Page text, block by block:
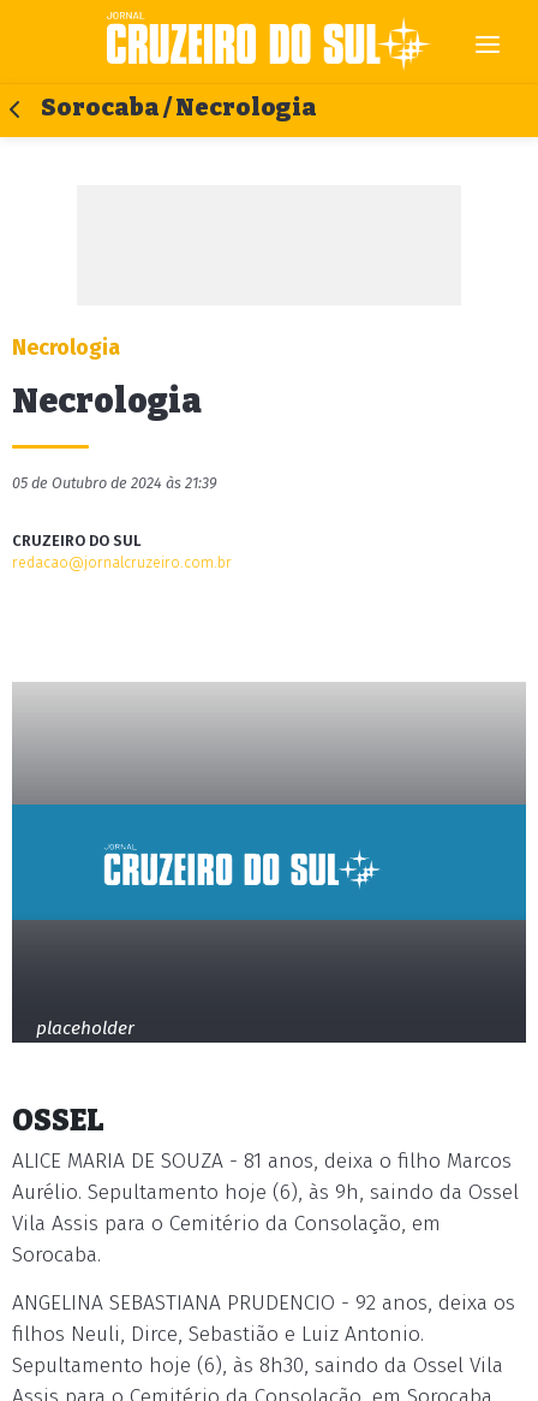
Sorocaba / Necrologia
Necrologia
Necrologia
05 de Outubro de 2024 às 21:39
CRUZEIRO DO SUL
redacao@jornalcruzeiro.com.br
placeholder
OSSEL
ALICE MARIA DE SOUZA - 81 anos, deixa o filho Marcos
Aurélio. Sepultamento hoje (6), às 9h, saindo da Ossel
Vila Assis para o Cemitério da Consolação, em
Sorocaba.
ANGELINA SEBASTIANA PRUDENCIO - 92 anos, deixa os
filhos Neuli, Dirce, Sebastião e Luiz Antonio.
Sepultamento hoje (6), às 8h30, saindo da Ossel Vila